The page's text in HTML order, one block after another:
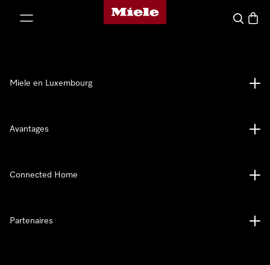
Page d'accueil de Miele
Panier
Miele en Luxembourg
Avantages
Connected Home
Partenaires